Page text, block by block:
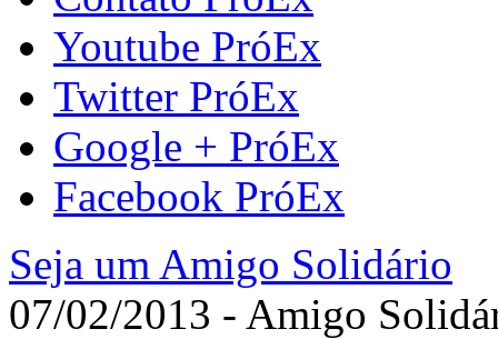
Youtube PróEx
Twitter PróEx
Google + PróEx
Facebook PróEx
Seja um Amigo Solidário
07/02/2013 - Amigo